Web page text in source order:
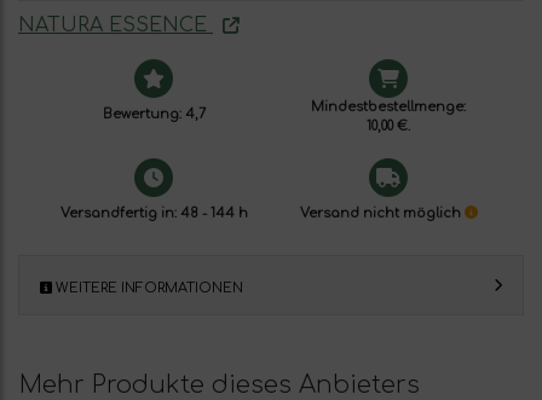
NATURA ESSENCE
Bewertung: 4,7
Mindestbestellmenge:
10,00 €.
Versandfertig in: 48 - 144 h Versand nicht möglich
WEITERE INFORMATIONEN
Mehr Produkte dieses Anbieters